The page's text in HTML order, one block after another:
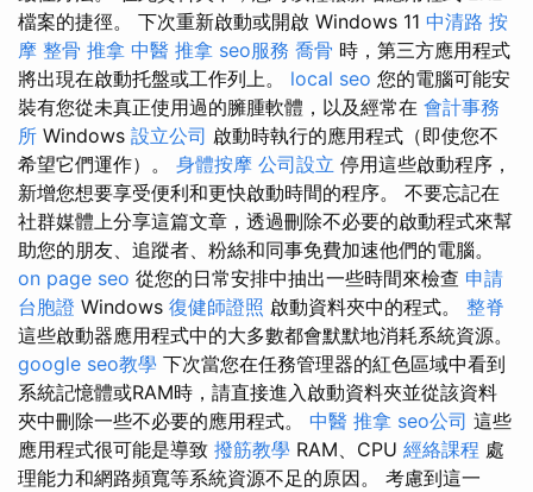
檔案的捷徑。 下次重新啟動或開啟 Windows 11 中清路 按
摩 整骨 推拿 中醫 推拿 seo服務 喬骨 時，第三方應用程式
將出現在啟動托盤或工作列上。 local seo 您的電腦可能安
裝有您從未真正使用過的臃腫軟體，以及經常在 會計事務
所 Windows 設立公司 啟動時執行的應用程式（即使您不
希望它們運作）。 身體按摩 公司設立 停用這些啟動程序，
新增您想要享受便利和更快啟動時間的程序。 不要忘記在
社群媒體上分享這篇文章，透過刪除不必要的啟動程式來幫
助您的朋友、追蹤者、粉絲和同事免費加速他們的電腦。
on page seo 從您的日常安排中抽出一些時間來檢查 申請
台胞證 Windows 復健師證照 啟動資料夾中的程式。 整脊
這些啟動器應用程式中的大多數都會默默地消耗系統資源。
google seo教學 下次當您在任務管理器的紅色區域中看到
系統記憶體或RAM時，請直接進入啟動資料夾並從該資料
夾中刪除一些不必要的應用程式。 中醫 推拿 seo公司 這些
應用程式很可能是導致 撥筋教學 RAM、CPU 經絡課程 處
理能力和網路頻寬等系統資源不足的原因。 考慮到這一